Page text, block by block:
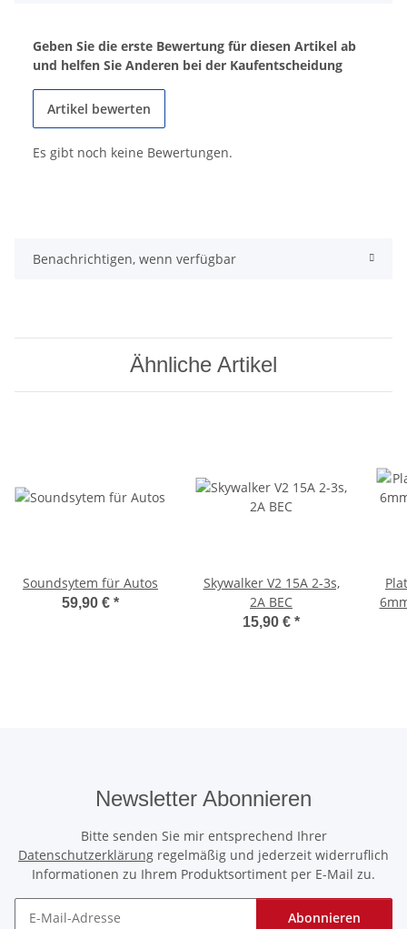
Geben Sie die erste Bewertung für diesen Artikel ab
und helfen Sie Anderen bei der Kaufentscheidung
Artikel bewerten
Es gibt noch keine Bewertungen.
Benachrichtigen, wenn verfügbar
Ähnliche Artikel
Soundsytem für Autos
59,90 € *
Skywalker V2 15A 2-3s,
2A BEC
15,90 € *
Newsletter Abonnieren
Bitte senden Sie mir entsprechend Ihrer
Datenschutzerklärung regelmäßig und jederzeit widerruflich
Informationen zu Ihrem Produktsortiment per E-Mail zu.
Abonnieren